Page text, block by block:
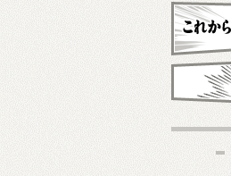
新刊・近刊
これから発